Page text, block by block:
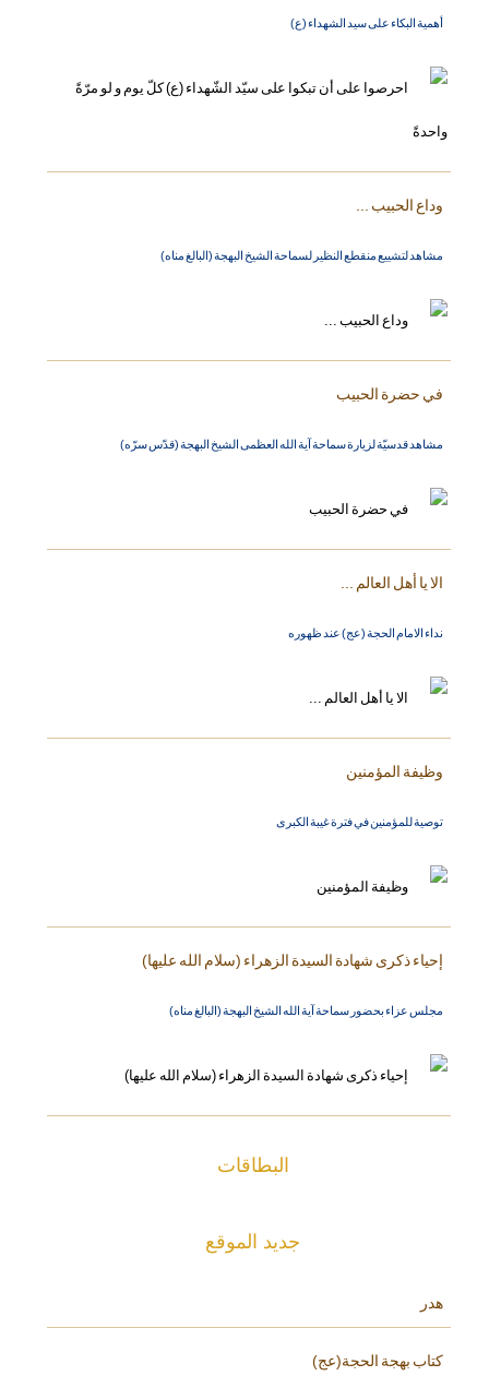
أهمية البكاء على سيد الشهداء (ع)
وداع الحبيب ...
مشاهد لتشييع منقطع النظير لسماحة الشيخ البهجة (البالغ مناه)
في حضرة الحبيب
مشاهد قدسيّة لزيارة سماحة آية الله العظمى الشيخ البهجة (قدّس سرّه)
الا يا أهل العالم ...
نداء الامام الحجة (عج) عند ظهوره
وظيفة المؤمنين
توصية للمؤمنين في فترة غيبة الكبرى
إحياء ذكرى شهادة السيدة الزهراء (سلام الله عليها)
مجلس عزاء بحضور سماحة آية الله الشيخ البهجة (البالغ مناه)
البطاقات
جديد الموقع
هدر
كتاب بهجة الحجة(عج)